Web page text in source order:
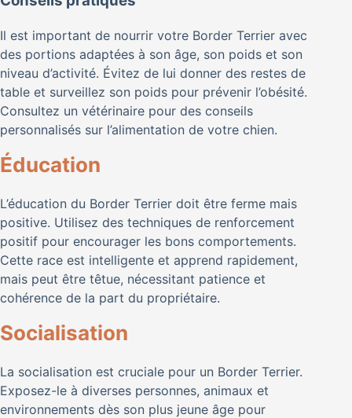
Il est important de nourrir votre Border Terrier avec
des portions adaptées à son âge, son poids et son
niveau d’activité. Évitez de lui donner des restes de
table et surveillez son poids pour prévenir l’obésité.
Consultez un vétérinaire pour des conseils
personnalisés sur l’alimentation de votre chien.
Éducation
L’éducation du Border Terrier doit être ferme mais
positive. Utilisez des techniques de renforcement
positif pour encourager les bons comportements.
Cette race est intelligente et apprend rapidement,
mais peut être têtue, nécessitant patience et
cohérence de la part du propriétaire.
Socialisation
La socialisation est cruciale pour un Border Terrier.
Exposez-le à diverses personnes, animaux et
environnements dès son plus jeune âge pour